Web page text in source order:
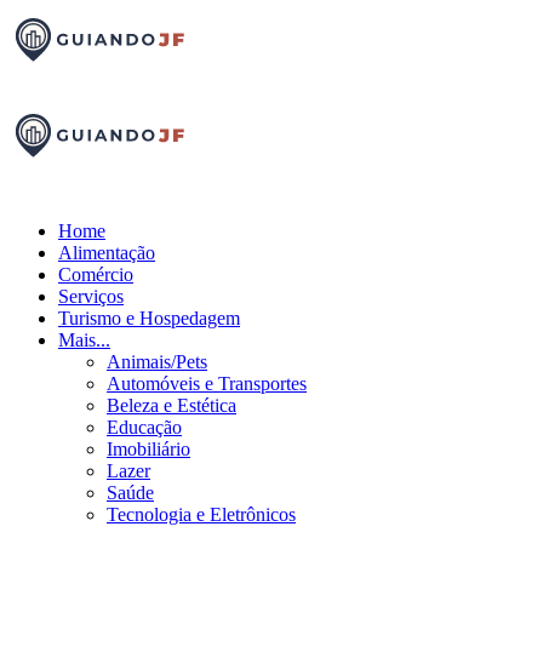
Home
Alimentação
Comércio
Serviços
Turismo e Hospedagem
Mais...
Animais/Pets
Automóveis e Transportes
Beleza e Estética
Educação
Imobiliário
Lazer
Saúde
Tecnologia e Eletrônicos